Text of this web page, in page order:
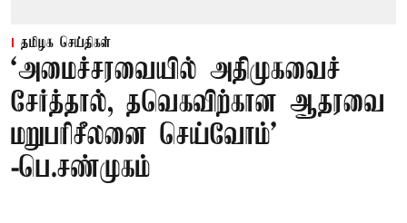
தமிழக செய்திகள்
‘அமைச்சரவையில் அதிமுகவைச்
சேர்த்தால், தவெகவிற்கான ஆதரவை
மறுபரிசீலனை செய்வோம்'
-பெ.சண்முகம்